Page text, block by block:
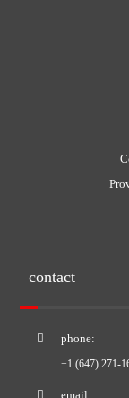
contact
phone:
+1 (647) 271-
email